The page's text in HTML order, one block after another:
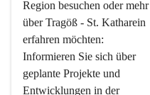
Region besuchen oder mehr
über Tragöß - St. Katharein
erfahren möchten:
Informieren Sie sich über
geplante Projekte und
Entwicklungen in der